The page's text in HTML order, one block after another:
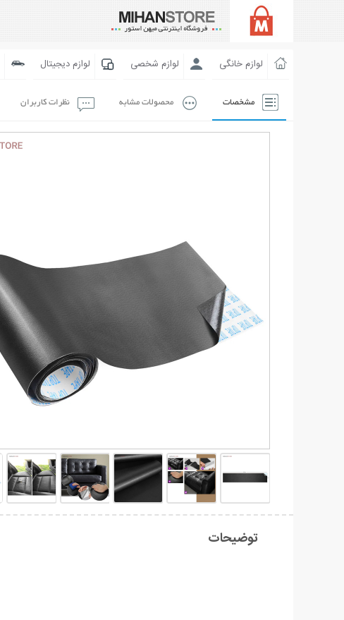
لوازم خانگی لوازم شخصی لوازم دیجیتال
مشخصات محصولات مشابه نظرات کاربران
توضیحات